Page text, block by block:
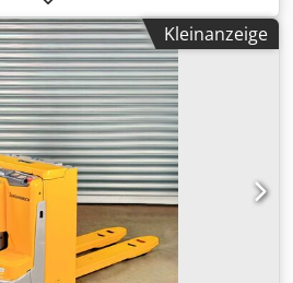
elektrisch,
, Batteriespannung: 24 V
Vorderreifentyp:Polyurethanreifen
Polyurethanreifen
534 kg, Jungheinrich EJE
2021 Codpfx Asziyf Aohgjrf
C20 Baujahr: 2021 Abgelesene
Hubhöhe (mm): 750 Tragkraft (kg):
1150 Eigengewicht (kg): 534
Bereifung hinten:
2021 Batterie-Kapazität (Ah):
24 Zubehör: Integrierte
Kleinanzeige